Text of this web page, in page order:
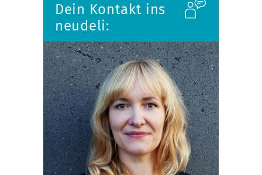
Dein Kontakt ins
neudeli: